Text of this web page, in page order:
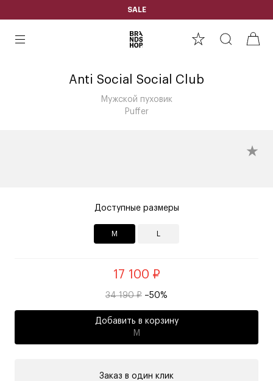
SALE
Anti Social Social Club
Мужской пуховик
Puffer
Доступные размеры
M
17 100 ₽
34 190 ₽ –50%
Добавить в корзину
M
Заказ в один клик